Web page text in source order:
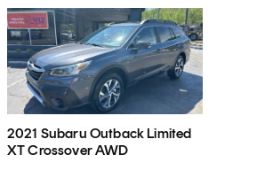
2021 Subaru Outback Limited
XT Crossover AWD